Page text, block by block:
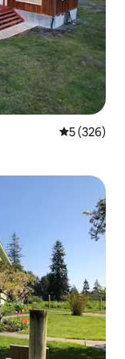
Prosječna
5 (326)
gosti”